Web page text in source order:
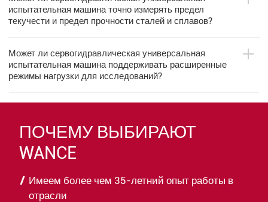
испытательная машина точно измерять предел
текучести и предел прочности сталей и сплавов?
Может ли сервогидравлическая универсальная
испытательная машина поддерживать расширенные
режимы нагрузки для исследований?
ПОЧЕМУ ВЫБИРАЮТ
WANCE
Имеем более чем 35-летний опыт работы в
отрасли